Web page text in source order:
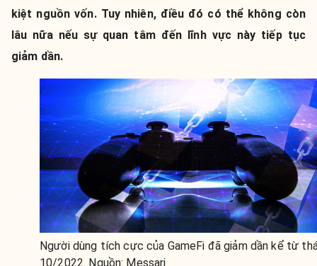
kiệt nguồn vốn. Tuy nhiên, điều đó có thể không còn
lâu nữa nếu sự quan tâm đến lĩnh vực này tiếp tục
giảm dần.
Người dùng tích cực của GameFi đã giảm dần kể từ
10/2022. Nguồn: Messari